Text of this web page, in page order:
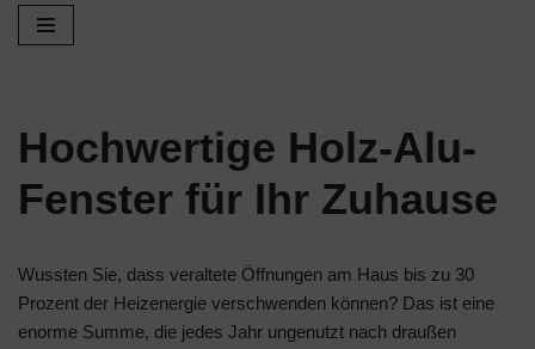
Hochwertige Holz-Alu-
Fenster für Ihr Zuhause
Wussten Sie, dass veraltete Öffnungen am Haus bis zu 30
Prozent der Heizenergie verschwenden können? Das ist eine
enorme Summe, die jedes Jahr ungenutzt nach draußen